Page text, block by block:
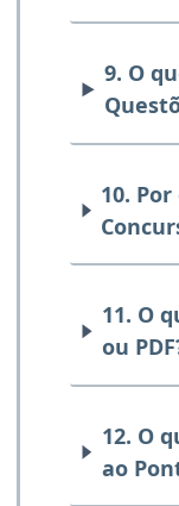
9. O
10.
11. O
ou
12. O
ao